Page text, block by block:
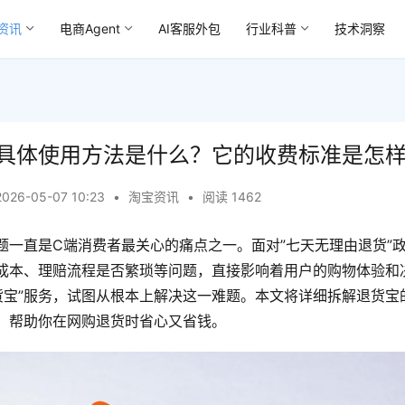
讯 电商Agent AI客服外包 行业科普 技术洞察
体使用方法是什么？它的收费标准是怎
05-07 10:23 • 淘宝资讯 • 阅读 1462
一直是C端消费者最关心的痛点之一。面对”七天无理由退货”
本、理赔流程是否繁琐等问题，直接影响着用户的购物体验
”服务，试图从根本上解决这一难题。本文将详细拆解退货
助你在网购退货时省心又省钱。